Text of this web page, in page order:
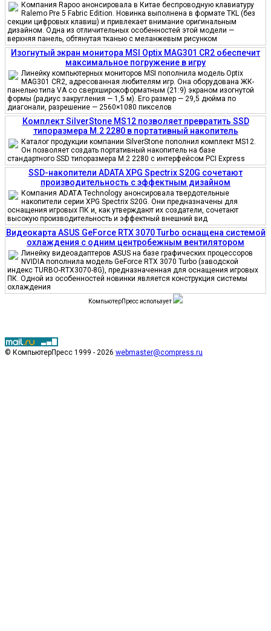
Компания Rapoo анонсировала в Китае беспроводную клавиатуру
Ralemo Pre 5 Fabric Edition. Новинка выполнена в формате TKL (без
секции цифровых клавиш) и привлекает внимание оригинальным
дизайном. Одна из отличительных особенностей этой модели —
верхняя панель, обтянутая тканью с меланжевым рисунком
Изогнутый экран монитора MSI Optix MAG301 CR2 обеспечит
максимальное погружение в игру
Линейку компьютерных мониторов MSI пополнила модель Optix
MAG301 CR2, адресованная любителям игр. Она оборудована ЖК-
панелью типа VA со сверхширокоформатным (21:9) экраном изогнутой
формы (радиус закругления — 1,5 м). Его размер — 29,5 дюйма по
диагонали, разрешение — 2560×1080 пикселов
Комплект SilverStone MS12 позволяет превратить SSD
типоразмера M.2 2280 в портативный накопитель
Каталог продукции компании SilverStone пополнил комплект MS12.
Он позволяет создать портативный накопитель на базе
стандартного SSD типоразмера M.2 2280 с интерфейсом PCI Express
SSD-накопители ADATA XPG Spectrix S20G сочетают
производительность с эффектным дизайном
Компания ADATA Technology анонсировала твердотельные
накопители серии XPG Spectrix S20G. Они предназначены для
оснащения игровых ПК и, как утверждают их создатели, сочетают
высокую производительность и эффектный внешний вид
Видеокарта ASUS GeForce RTX 3070 Turbo оснащена системой
охлаждения с одним центробежным вентилятором
Линейку видеоадаптеров ASUS на базе графических процессоров
NVIDIA пополнила модель GeForce RTX 3070 Turbo (заводской
индекс TURBO-RTX3070-8G), предназначенная для оснащения игровых
ПК. Одной из особенностей новинки является конструкция системы
охлаждения
КомпьютерПресс использует
© КомпьютерПресс 1999 - 2026 webmaster@compress.ru